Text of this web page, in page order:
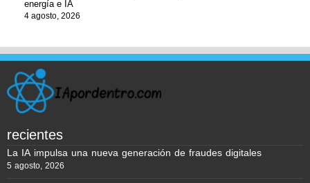
energía e IA
4 agosto, 2026
recientes
La IA impulsa una nueva generación de fraudes digitales
5 agosto, 2026